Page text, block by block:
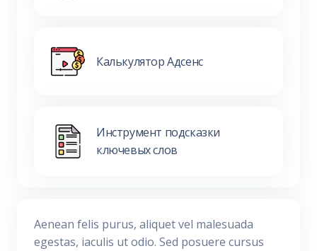
Калькулятор Адсенс
Инструмент подсказки
ключевых слов
Aenean felis purus, aliquet vel malesuada
egestas, iaculis ut odio. Sed posuere cursus